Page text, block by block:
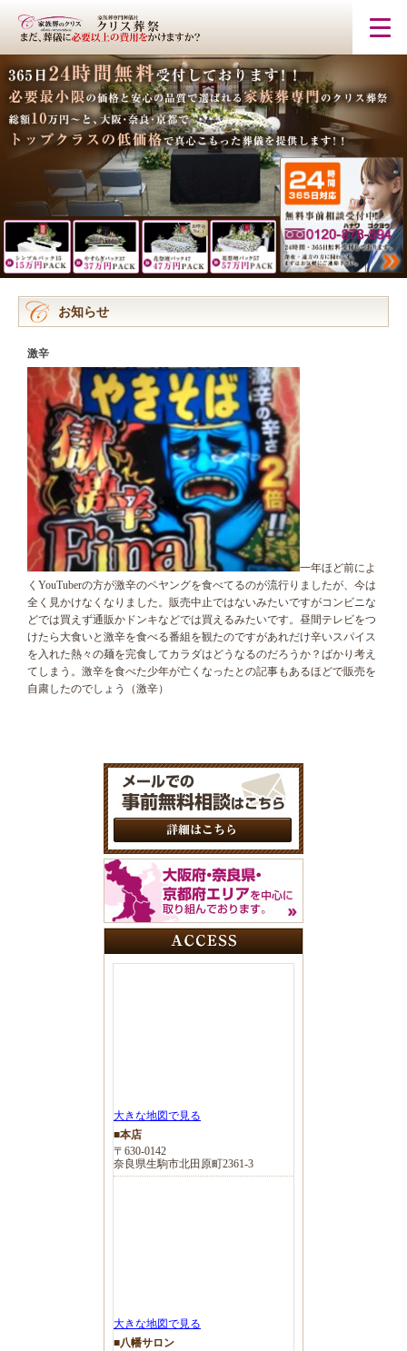
お知らせ
激辛
一年ほど前によ
くYouTuberの方が激辛のペヤングを食べてるのが流行りましたが、今は
全く見かけなくなりました。販売中止ではないみたいですがコンビニな
どでは買えず通販かドンキなどでは買えるみたいです。昼間テレビをつ
けたら大食いと激辛を食べる番組を観たのですがあれだけ辛いスパイス
を入れた熱々の麺を完食してカラダはどうなるのだろうか？ばかり考え
てしまう。激辛を食べた少年が亡くなったとの記事もあるほどで販売を
自粛したのでしょう（激辛）
大きな地図で見る
■本店
〒630-0142
奈良県生駒市北田原町2361-3
大きな地図で見る
■八幡サロン